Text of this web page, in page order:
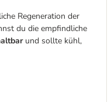
Regeneration der
du die empfindliche
und sollte kühl,